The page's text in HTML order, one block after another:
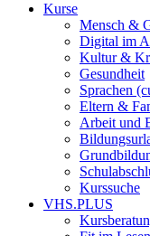
Kurse
Mensch &
Digital im
Kultur &
Gesundheit
Sprachen
Eltern &
Arbeit und
Kurssuche
VHS.PLUS